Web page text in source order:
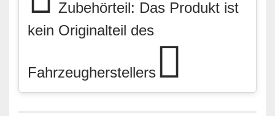
Zubehörteil: Das Produkt ist
kein Originalteil des
Fahrzeugherstellers